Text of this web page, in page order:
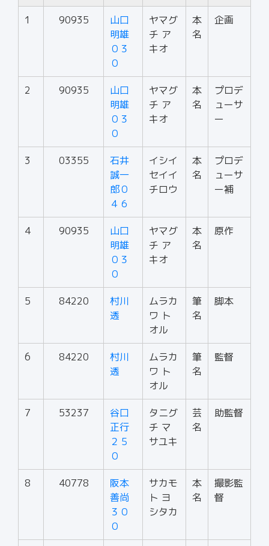
1 90935
山口
明雄
０３
０
ヤマグ
チ ア
キオ
本
名
企画
2 90935
山口
明雄
０３
０
ヤマグ
チ ア
キオ
本
名
プロデ
ューサ
ー
3 03355
石井
誠一
郎０
４６
イシイ
セイイ
チロウ
本
名
プロデ
ューサ
ー補
4 90935
山口
明雄
０３
０
ヤマグ
チ ア
キオ
本
名
原作
5 84220
村川
透
ムラカ
ワ ト
オル
筆
名
脚本
6 84220
村川
透
ムラカ
ワ ト
オル
筆
名
監督
7 53237
谷口
正行
２５
０
タニグ
チ マ
サユキ
芸
名
助監督
8 40778
阪本
善尚
３０
０
サカモ
ト ヨ
シタカ
本
名
撮影監
督